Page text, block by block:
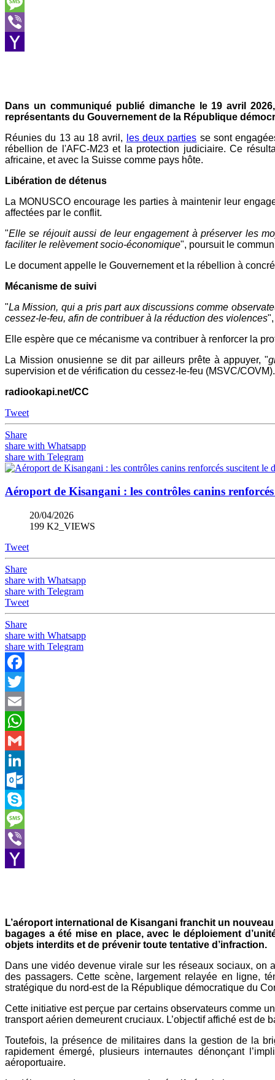
Message
Viber
Dans un communiqué publié dimanche le 19 avril
représentants du Gouvernement de la République
Réunies du 13 au 18 avril,
les deux parties se sont
rébellion de l'AFC-M23 et la protection judiciaire. Ce
africaine, et avec la Suisse comme pays hôte.
Libération de détenus
La MONUSCO encourage les parties à maintenir leur
affectées par le conflit.
"Elle se réjouit aussi de leur engagement à préserver les
faciliter le relèvement socio-économique", poursuit le
Le document appelle le Gouvernement et la rébellion à
Mécanisme de suivi
"La Mission, qui a pris part aux discussions comme
cessez-le-feu, afin de contribuer à la réduction des violences
Elle espère que ce mécanisme va contribuer à renforcer la
La Mission onusienne se dit par ailleurs prête à appuyer, "
supervision et de vérification du cessez-le-feu (MSVC/COVM).
radiookapi.net/CC
Tweet
Share
share with Whatsapp
share with Telegram
Aéroport de Kisangani : les contrôles canins
20/04/2026
199 K2_VIEWS
Tweet
Share
share with Whatsapp
share with Telegram
Tweet
Share
share with Whatsapp
share with Telegram
Facebook
Twitter
Email
WhatsApp
Gmail
LinkedIn
Outlook.com
Skype
Message
Viber
L’aéroport international de Kisangani franchit un
bagages a été mise en place, avec le déploiement
objets interdits et de prévenir toute tentative d’infraction.
Dans une vidéo devenue virale sur les réseaux sociaux, on
des passagers. Cette scène, largement relayée en ligne,
stratégique du nord-est de la République démocratique du
Cette initiative est perçue par certains observateurs comme
transport aérien demeurent cruciaux. L’objectif affiché est de
Toutefois, la présence de militaires dans la gestion de la
rapidement émergé, plusieurs internautes dénonçant
aéroportuaire.